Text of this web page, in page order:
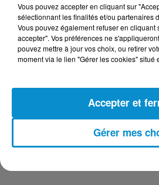
23 juillet 2026
Les Zinformés -
Vous pouvez accepter en cliquant sur
sélectionnant les finalités et/ou partenaires
Vous pouvez également refuser en cliquant
accepter". Vos préférences ne
pouvez mettre à jour vos choix, ou retirer
moment via le lien "Gérer les cookies" situé
Gérer mes
Accepter et